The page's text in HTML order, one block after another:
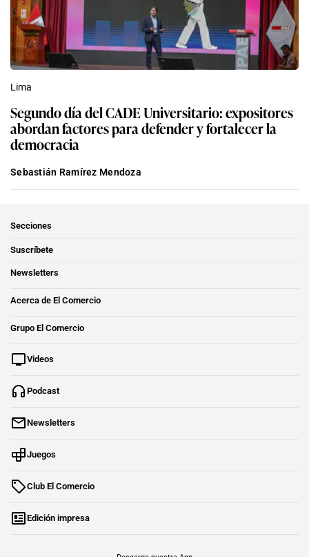
Lima
Segundo día del CADE Universitario: expositores
abordan factores para defender y fortalecer la
democracia
Sebastián Ramírez Mendoza
Secciones
Suscríbete
Newsletters
Acerca de El Comercio
Grupo El Comercio
Videos
Podcast
Newsletters
Juegos
Club El Comercio
Edición impresa